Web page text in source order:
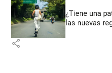
¿Tiene una
las nuevas
share